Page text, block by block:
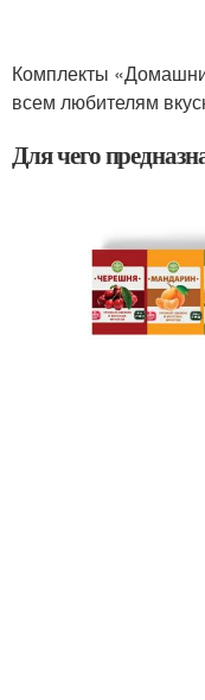
Комплекты
всем любителям
Для чего